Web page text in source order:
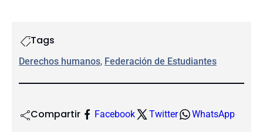
Tags
Derechos humanos, Federación de Estudiantes
Compartir Facebook Twitter WhatsApp